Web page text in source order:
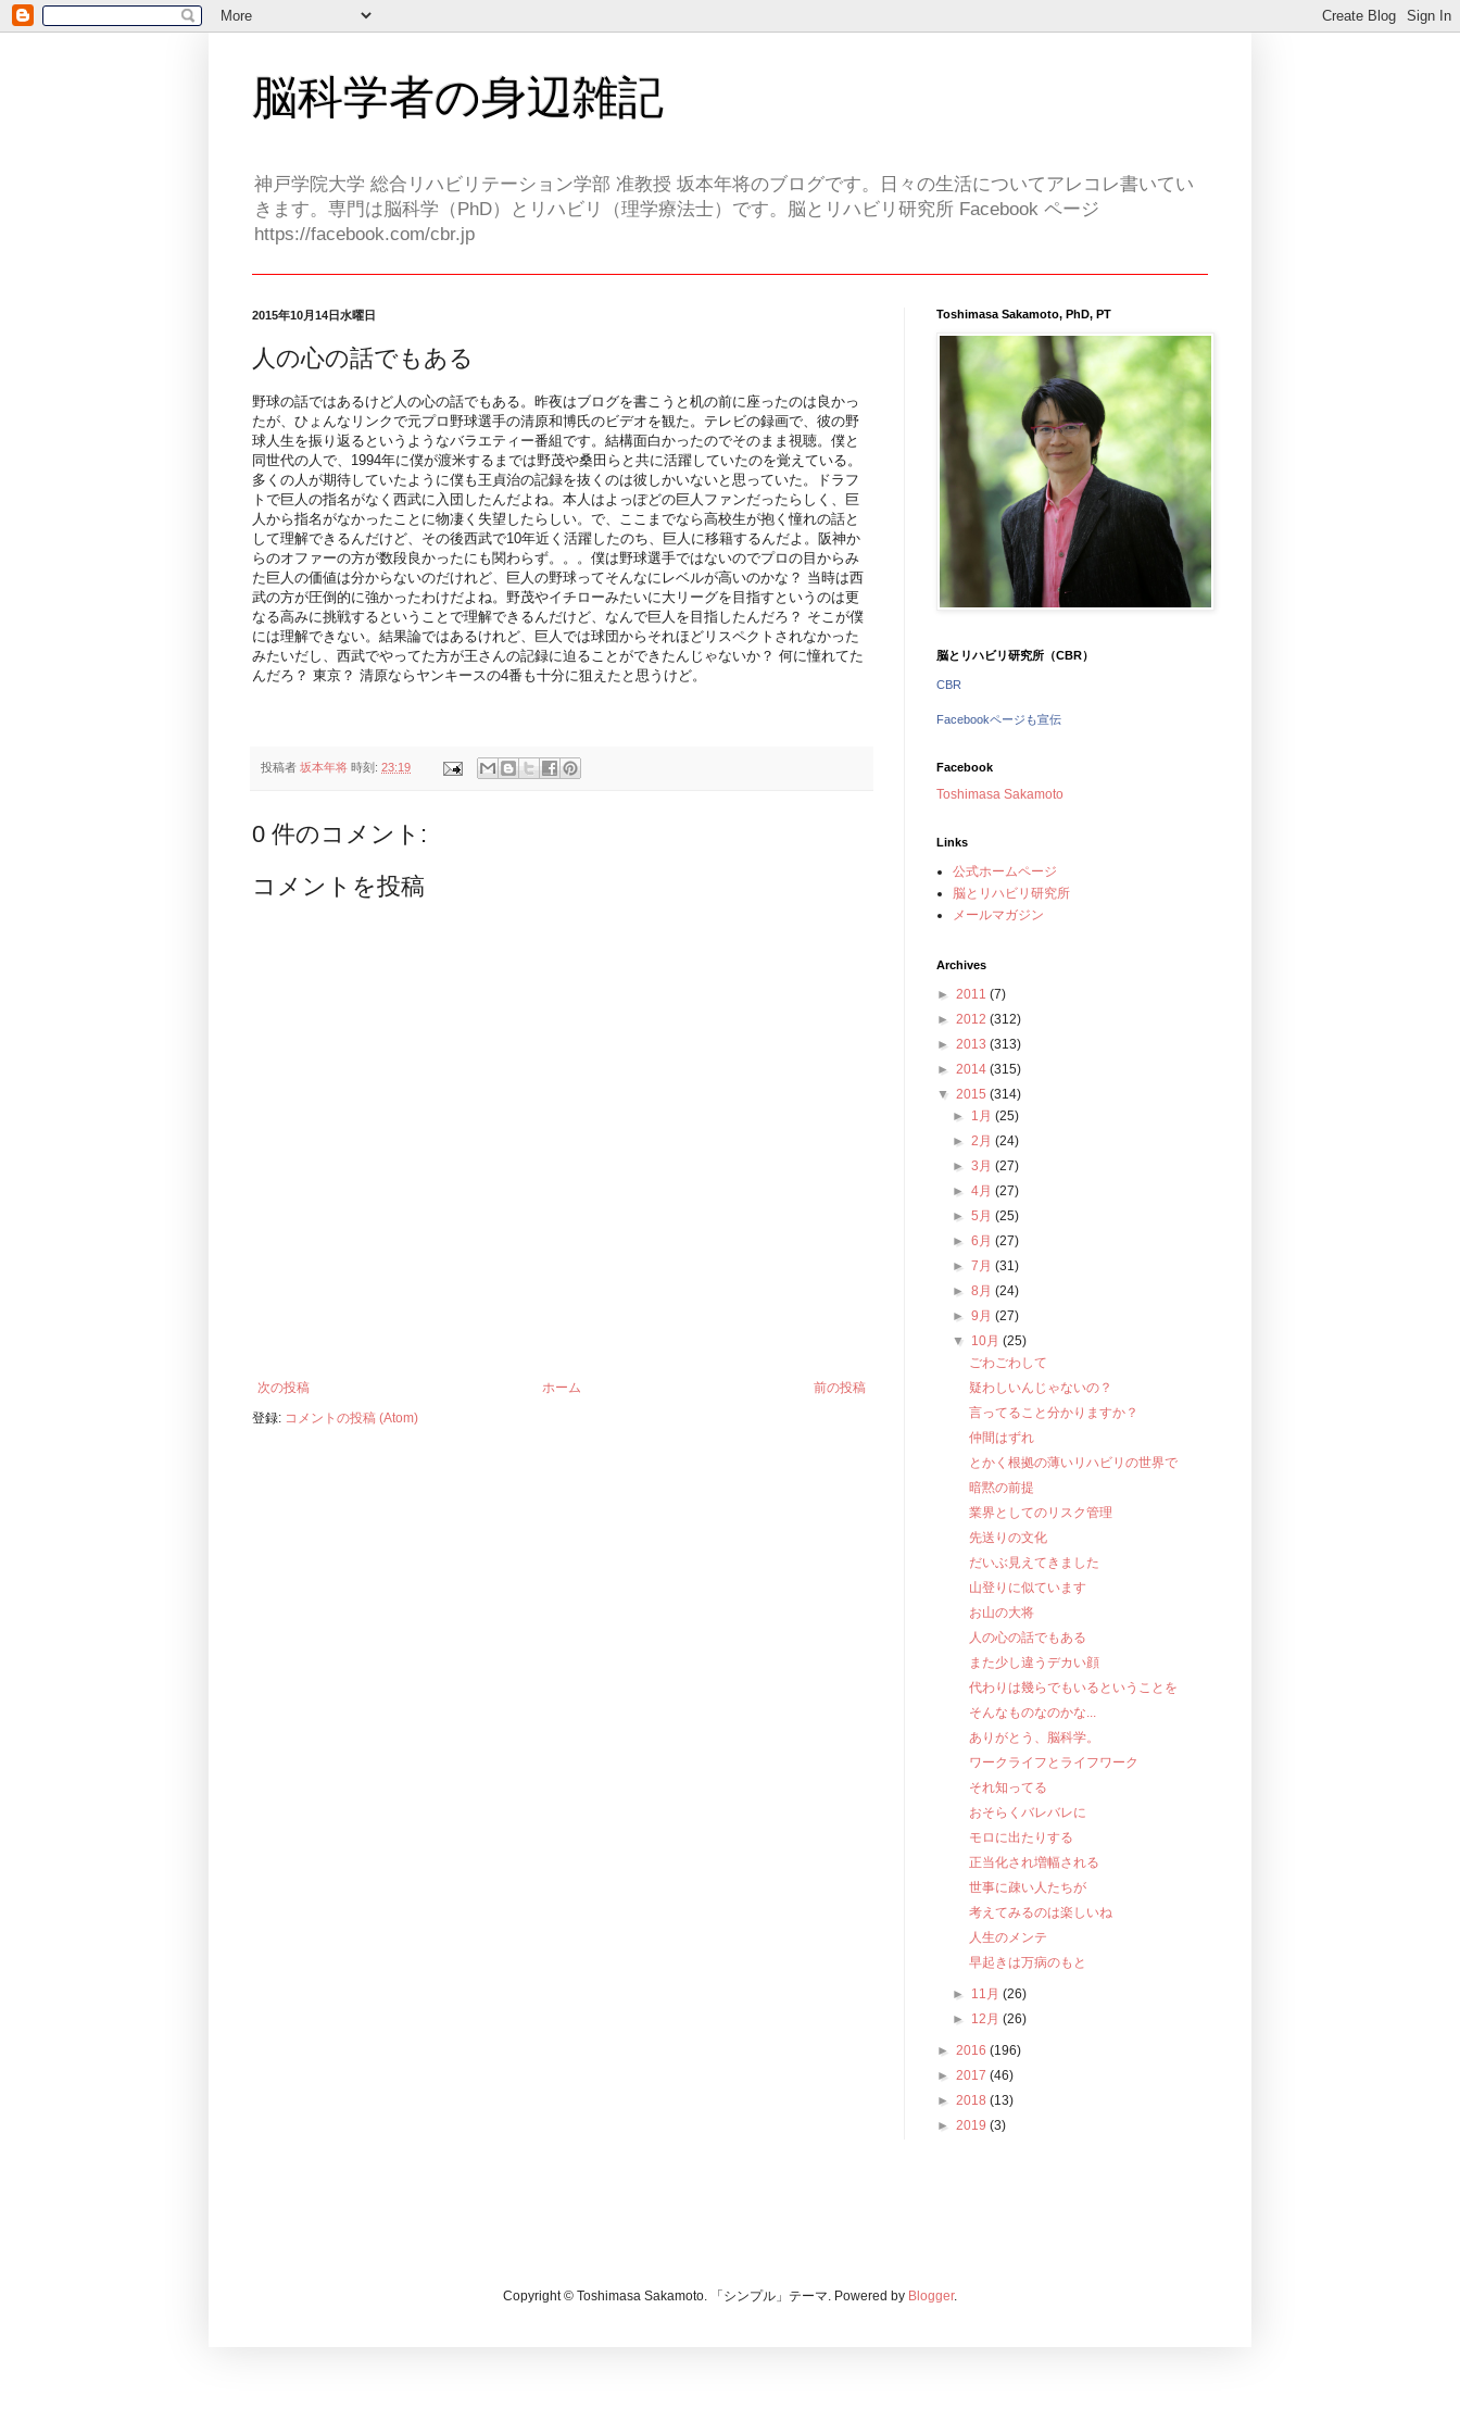
脳科学者の身辺雑記
神戸学院大学 総合リハビリテーション学部 准教授 坂本年将のブログです。日々の生活についてアレコレ書いてい
きます。専門は脳科学（PhD）とリハビリ（理学療法士）です。脳とリハビリ研究所 Facebook ページ
https://facebook.com/cbr.jp
2015年10月14日水曜日
人の心の話でもある
野球の話ではあるけど人の心の話でもある。昨夜はブログを書こうと机の前に座ったのは良かっ
たが、ひょんなリンクで元プロ野球選手の清原和博氏のビデオを観た。テレビの録画で、彼の野
球人生を振り返るというようなバラエティー番組です。結構面白かったのでそのまま視聴。僕と
同世代の人で、1994年に僕が渡米するまでは野茂や桑田らと共に活躍していたのを覚えている。
多くの人が期待していたように僕も王貞治の記録を抜くのは彼しかいないと思っていた。ドラフ
トで巨人の指名がなく西武に入団したんだよね。本人はよっぽどの巨人ファンだったらしく、巨
人から指名がなかったことに物凄く失望したらしい。で、ここまでなら高校生が抱く憧れの話と
して理解できるんだけど、その後西武で10年近く活躍したのち、巨人に移籍するんだよ。阪神か
らのオファーの方が数段良かったにも関わらず。。。僕は野球選手ではないのでプロの目からみ
た巨人の価値は分からないのだけれど、巨人の野球ってそんなにレベルが高いのかな？ 当時は西
武の方が圧倒的に強かったわけだよね。野茂やイチローみたいに大リーグを目指すというのは更
なる高みに挑戦するということで理解できるんだけど、なんで巨人を目指したんだろ？ そこが僕
には理解できない。結果論ではあるけれど、巨人では球団からそれほどリスペクトされなかった
みたいだし、西武でやってた方が王さんの記録に迫ることができたんじゃないか？ 何に憧れてた
んだろ？ 東京？ 清原ならヤンキースの4番も十分に狙えたと思うけど。
投稿者 坂本年将 時刻: 23:19
0 件のコメント:
コメントを投稿
次の投稿 前の投稿
ホーム
登録: コメントの投稿 (Atom)
Toshimasa Sakamoto, PhD, PT
脳とリハビリ研究所（CBR）
CBR
Facebookページも宣伝
Facebook
Toshimasa Sakamoto
Links
公式ホームページ
脳とリハビリ研究所
メールマガジン
Archives
► 2011 (7)
► 2012 (312)
► 2013 (313)
► 2014 (315)
▼ 2015 (314)
► 1月(25)
►2月(24)
►3月(27)
►4月(27)
►5月(25)
►6月(27)
►7月(31)
►8月(24)
►9月(27)
▼ 10月(25)
ごわごわして
疑わしいんじゃないの？
言ってること分かりますか？
仲間はずれ
とかく根拠の薄いリハビリの世界で
暗黙の前提
業界としてのリスク管理
先送りの文化
だいぶ見えてきました
山登りに似ています
お山の大将
人の心の話でもある
また少し違うデカい顔
代わりは幾らでもいるということを
そんなものなのかな...
ありがとう、脳科学。
ワークライフとライフワーク
それ知ってる
おそらくバレバレに
モロに出たりする
正当化され増幅される
世事に疎い人たちが
考えてみるのは楽しいね
人生のメンテ
早起きは万病のもと
► 11月(26)
► 12月(26)
► 2016 (196)
► 2017 (46)
► 2018 (13)
► 2019 (3)
Copyright © Toshimasa Sakamoto. 「シンプル」テーマ. Powered by Blogger.